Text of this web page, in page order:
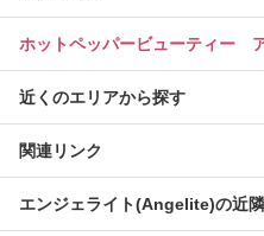
ホットペッパービューティー
近くのエリアから探す
関連リンク
エンジェライト(Angelite)の近